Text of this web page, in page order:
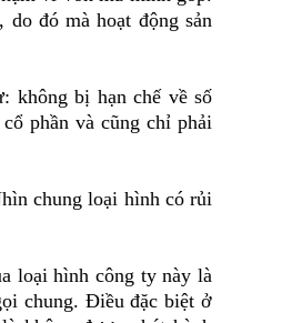
đó mà hoạt động sản
bị hạn chế về số
phần và cũng chỉ phải
chung loại hình có rủi
loại hình công ty này là
chung. Điều đặc biệt ở